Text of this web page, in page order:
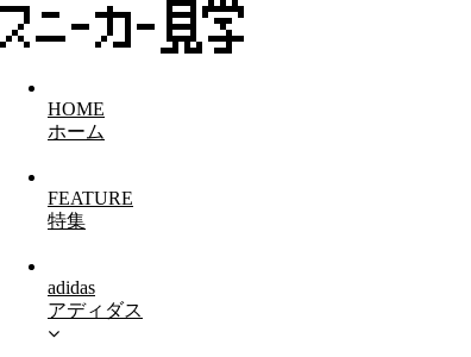
HOME
ホーム
FEATURE
特集
adidas
アディダス